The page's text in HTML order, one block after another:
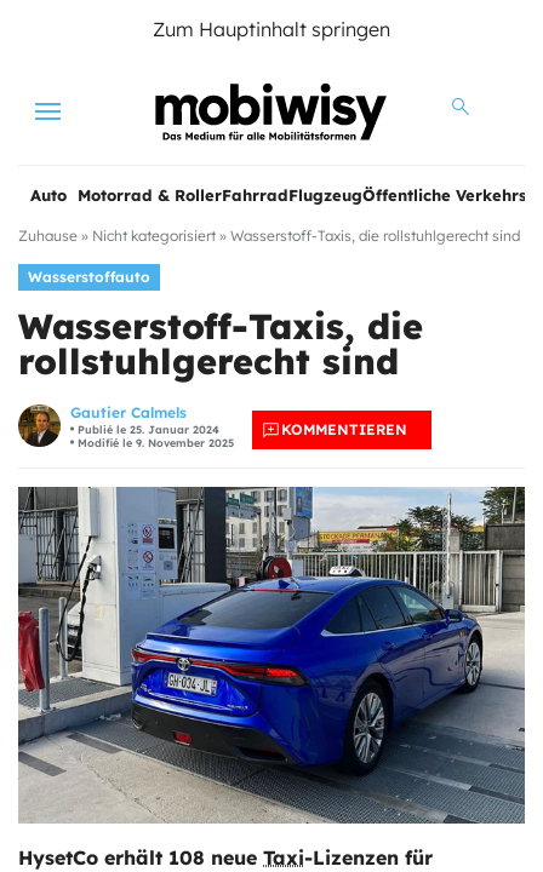
Zum Hauptinhalt springen
Menu
Auto Motorrad & RollerFahrradFlugzeugÖffentliche
Zuhause » Nicht kategorisiert » Wasserstoff-Taxis, die rollstuhlgerecht sind
Wasserstoffauto
Wasserstoff-Taxis, die
rollstuhlgerecht sind
Gautier Calmels
Publié le 25. Januar 2024
Modifié le 9. November 2025
KOMMENTIEREN
HysetCo erhält 108 neue Taxi-Lizenzen für